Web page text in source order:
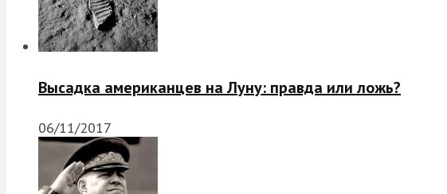
Высадка американцев на Луну: правда или ложь?
06/11/2017